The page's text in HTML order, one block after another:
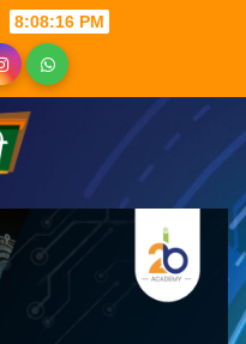
8:08:16 PM